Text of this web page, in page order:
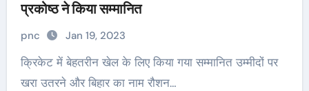
प्रकोष्ठ ने किया सम्मानित
pnc Jan 19, 2023
क्रिकेट में बेहतरीन खेल के लिए किया गया सम्मानित उम्मीदों पर
खरा उतरने और बिहार का नाम रौशन…